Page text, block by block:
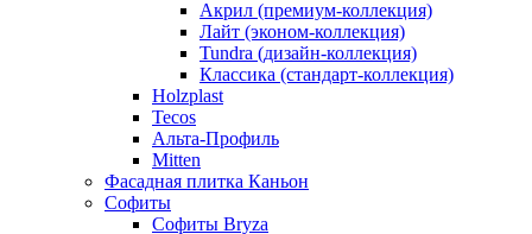
Акрил (премиум-коллекция)
Лайт (эконом-коллекция)
Tundra (дизайн-коллекция)
Классика (стандарт-коллекция)
Holzplast
Tecos
Альта-Профиль
Mitten
Фасадная плитка Каньон
Софиты
Софиты Bryza